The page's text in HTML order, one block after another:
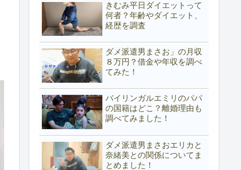
きむみ平日ダイエットって
何者？年齢やダイエット、
経歴を調査
ダメ派遣男まさお」の月収
８万円？借金や年収を調べ
てみた！
バイリンガルエミリのパパ
の国籍はどこ？離婚理由も
調べてみました！
ダメ派遣男まさおエリカと
奈緒美との関係についてま
とめました！